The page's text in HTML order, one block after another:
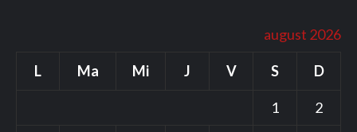
august 2026
L Ma Mi J V S D
1
2